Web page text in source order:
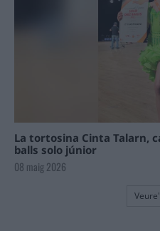
La tortosina Cinta Talarn,
balls solo júnior
08 maig 2026